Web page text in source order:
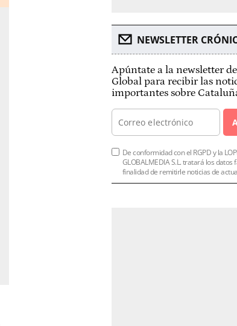
NEWSLETTER
Apúntate a la newsletter
Global para recibir las
importantes sobre
De conformidad con el RGPD y la
GLOBALMEDIA S.L. tratará los datos
finalidad de remitirle noticias de